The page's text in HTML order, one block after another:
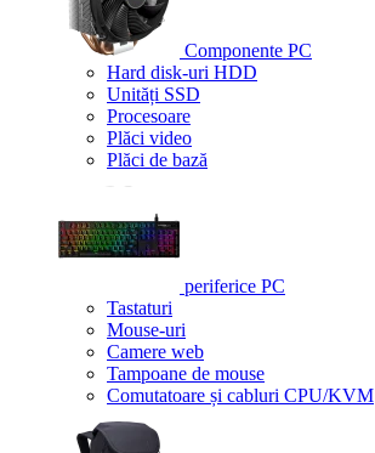
Componente PC
Hard disk-uri HDD
Unități SSD
Procesoare
Plăci video
Plăci de bază
periferice PC
Tastaturi
Mouse-uri
Camere web
Tampoane de mouse
Comutatoare și cabluri CPU/KVM